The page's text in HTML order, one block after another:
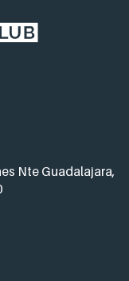
Nte Guadalajara,